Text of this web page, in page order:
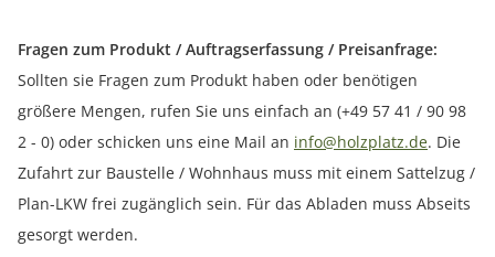
Fragen zum Produkt / Auftragserfassung / Preisanfrage:
Sollten sie Fragen zum Produkt haben oder benötigen
größere Mengen, rufen Sie uns einfach an (+49 57 41 / 90 98
2 - 0) oder schicken uns eine Mail an info@holzplatz.de. Die
Zufahrt zur Baustelle / Wohnhaus muss mit einem Sattelzug /
Plan-LKW frei zugänglich sein. Für das Abladen muss Abseits
gesorgt werden.